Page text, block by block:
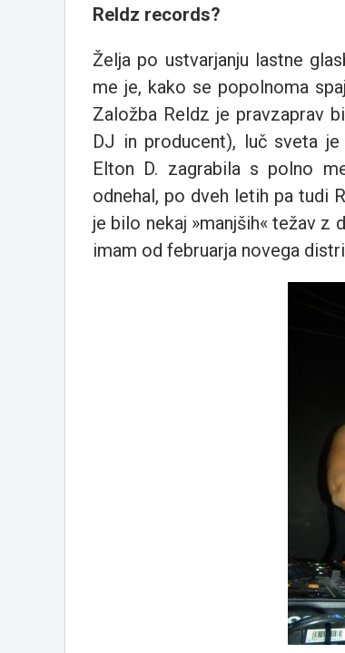
Reldz records?
Želja po ustvarjanju lastne
me je, kako se popolnoma
Založba Reldz je pravzaprav
DJ in producent), luč sveta
Elton D. zagrabila s polno
odnehal, po dveh letih pa tudi
je bilo nekaj »manjših« težav z
imam od februarja novega